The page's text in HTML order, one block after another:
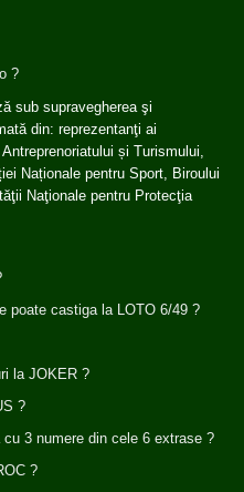
?
sub supravegherea şi
din: reprezentanţi ai
și Turismului,
Naționale pentru Sport, Biroului
Naţionale pentru Protecţia
poate castiga la LOTO 6/49 ?
la JOKER ?
?
cu 3 numere din cele 6 extrase ?
?